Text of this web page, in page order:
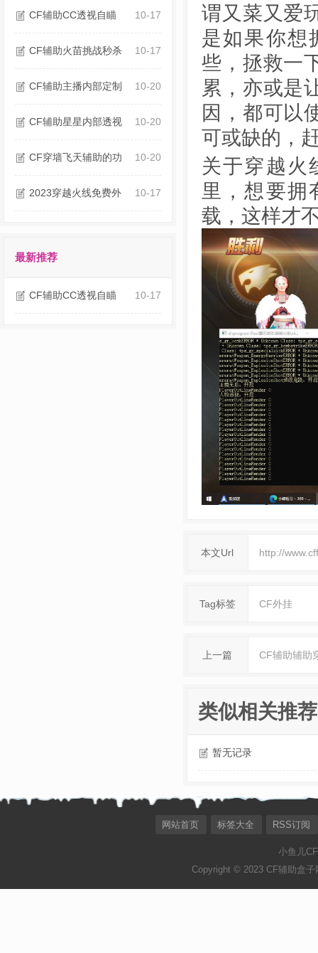
CF辅助CC透视自瞄 10-17
CF辅助火苗挑战秒杀 10-17
CF辅助主播内部定制 10-20
CF辅助星星内部透视 10-20
CF穿墙飞天辅助的功 10-20
2023穿越火线免费外 10-17
最新推荐
CF辅助CC透视自瞄 10-17
谓又菜又爱
是如果你想
些，拯救一
累，亦或是
因，都可以
可或缺的，
关于穿越火
里，想要拥
载，这样才
本文Url http://
Tag标签 CF外挂
上一篇 CF辅助辅助
类似相关推荐
暂无记录
网站首页 标签大全 RSS订阅
小鱼儿
Copyright © 2023 CF辅助盒